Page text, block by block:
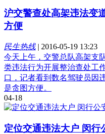
沪交警查处高架违法变
方便
民生热线| 2016-05-19 13:23
今天上午，交警总队高架支
类违法行为开展整治查处工
口，记者看到数名驾驶员因
是贪图方便。
04-18
定位交通违法大户 闵行